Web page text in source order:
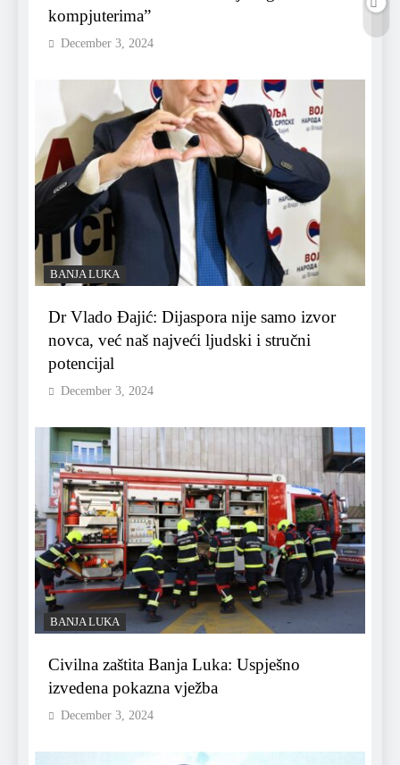
kompjuterima”
December 3, 2024
BANJA LUKA
Dr Vlado Đajić: Dijaspora nije samo izvor
novca, već naš najveći ljudski i stručni
potencijal
December 3, 2024
BANJA LUKA
Civilna zaštita Banja Luka: Uspješno
izvedena pokazna vježba
December 3, 2024